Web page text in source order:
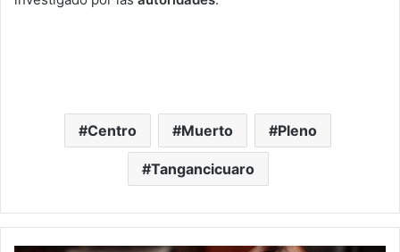
Centro Muerto Pleno
Tangancicuaro